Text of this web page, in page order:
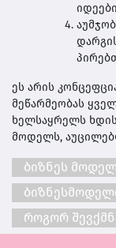
ეს არის
მეწარმეობას
ხელსაყრელს
მოდელს,
ბიზნეს
როგორ